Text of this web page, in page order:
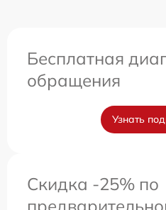
Бесплатная
обращения
Узнать
Скидка -25% по